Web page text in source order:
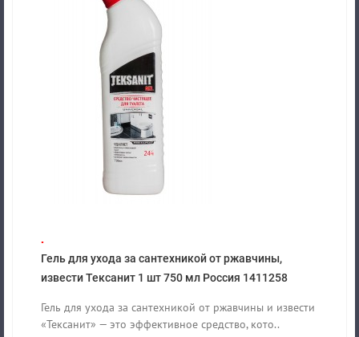
.
Гель для ухода за сантехникой от ржавчины,
извести Тексанит 1 шт 750 мл Россия 1411258
Гель для ухода за сантехникой от ржавчины и извести
«Тексанит» — это эффективное средство, кото..